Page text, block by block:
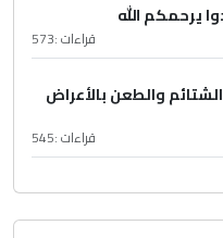
يرحمكم الله
قراءات :573
والطعن بالأعراض
قراءات :545